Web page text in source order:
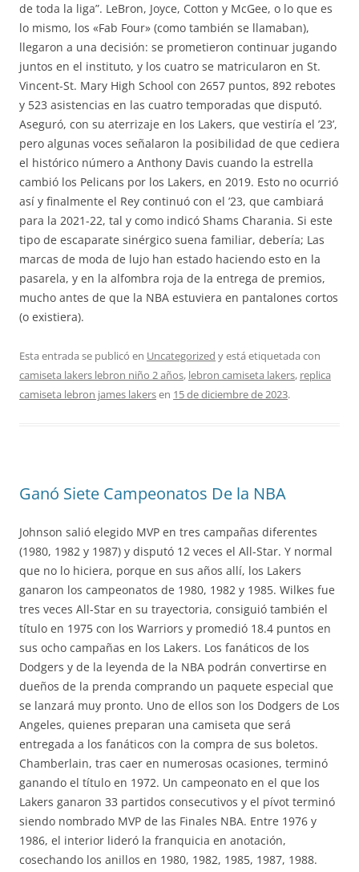
de toda la liga”. LeBron, Joyce, Cotton y McGee, o lo que es
lo mismo, los «Fab Four» (como también se llamaban),
llegaron a una decisión: se prometieron continuar jugando
juntos en el instituto, y los cuatro se matricularon en St.
Vincent-St. Mary High School con 2657 puntos, 892 rebotes
y 523 asistencias en las cuatro temporadas que disputó.
Aseguró, con su aterrizaje en los Lakers, que vestiría el ’23’,
pero algunas voces señalaron la posibilidad de que cediera
el histórico número a Anthony Davis cuando la estrella
cambió los Pelicans por los Lakers, en 2019. Esto no ocurrió
así y finalmente el Rey continuó con el ’23, que cambiará
para la 2021-22, tal y como indicó Shams Charania. Si este
tipo de escaparate sinérgico suena familiar, debería; Las
marcas de moda de lujo han estado haciendo esto en la
pasarela, y en la alfombra roja de la entrega de premios,
mucho antes de que la NBA estuviera en pantalones cortos
(o existiera).
Esta entrada se publicó en Uncategorized y está etiquetada con
camiseta lakers lebron niño 2 años, lebron camiseta lakers, replica
camiseta lebron james lakersen 15 de diciembre de 2023.
Ganó Siete Campeonatos De la NBA
Johnson salió elegido MVP en tres campañas diferentes
(1980, 1982 y 1987) y disputó 12 veces el All-Star. Y normal
que no lo hiciera, porque en sus años allí, los Lakers
ganaron los campeonatos de 1980, 1982 y 1985. Wilkes fue
tres veces All-Star en su trayectoria, consiguió también el
título en 1975 con los Warriors y promedió 18.4 puntos en
sus ocho campañas en los Lakers. Los fanáticos de los
Dodgers y de la leyenda de la NBA podrán convertirse en
dueños de la prenda comprando un paquete especial que
se lanzará muy pronto. Uno de ellos son los Dodgers de Los
Angeles, quienes preparan una camiseta que será
entregada a los fanáticos con la compra de sus boletos.
Chamberlain, tras caer en numerosas ocasiones, terminó
ganando el título en 1972. Un campeonato en el que los
Lakers ganaron 33 partidos consecutivos y el pívot terminó
siendo nombrado MVP de las Finales NBA. Entre 1976 y
1986, el interior lideró la franquicia en anotación,
cosechando los anillos en 1980, 1982, 1985, 1987, 1988.